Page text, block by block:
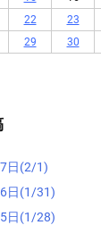
22 23
29 30
日(2/1)
日(1/31)
日(1/28)